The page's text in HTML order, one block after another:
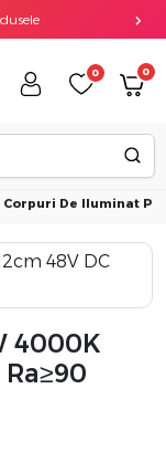
0 0
Corpuri De Iluminat
4000K
Ra≥90